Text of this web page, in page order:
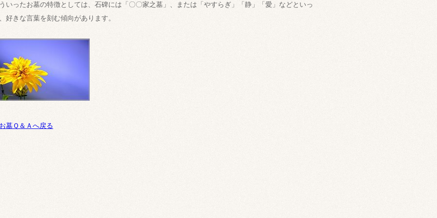
いったお墓の特徴としては、石碑には「〇〇家之墓」、または「やすらぎ」「静」「愛」などといっ
好きな言葉を刻む傾向があります。
墓Ｑ＆Ａへ戻る